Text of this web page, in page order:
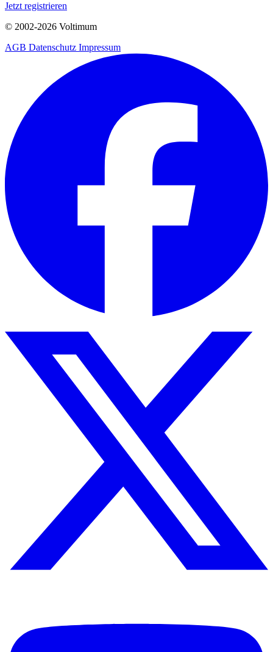
Jetzt registrieren
© 2002-2026 Voltimum
AGB Datenschutz Impressum